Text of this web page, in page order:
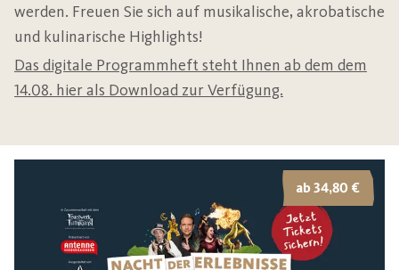
werden. Freuen Sie sich auf musikalische, akrobatische
und kulinarische Highlights!
Das digitale Programmheft steht Ihnen ab dem dem
14.08. hier als Download zur Verfügung.
ab 34,80 €